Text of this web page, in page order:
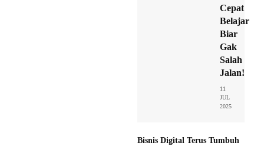
Cepat
Belajar
Biar
Gak
Salah
Jalan!
11
JUL
2025
Bisnis Digital Terus Tumbuh